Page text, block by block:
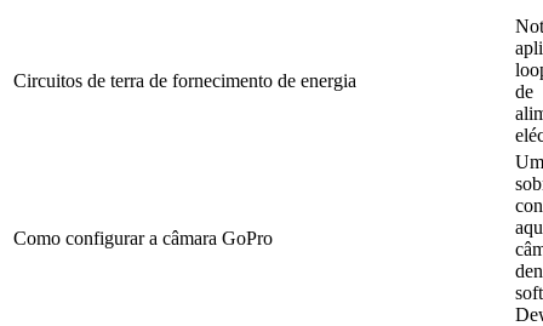
Circuitos de terra de fornecimento de energia
de
Como configurar a câmara GoPro